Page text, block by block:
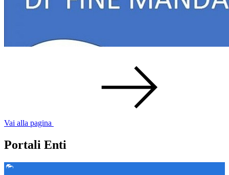
Vai alla pagina
Portali Enti